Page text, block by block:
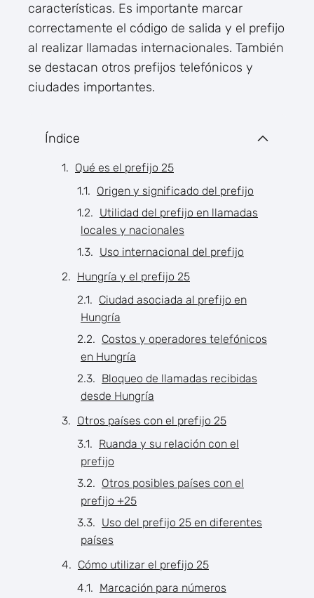
características. Es importante marcar
correctamente el código de salida y el prefijo
al realizar llamadas internacionales. También
se destacan otros prefijos telefónicos y
ciudades importantes.
Índice
Qué es el prefijo 25
Origen y significado del prefijo
Utilidad del prefijo en llamadas
locales y nacionales
Uso internacional del prefijo
Hungría y el prefijo 25
Ciudad asociada al prefijo en
Hungría
Costos y operadores telefónicos
en Hungría
Bloqueo de llamadas recibidas
desde Hungría
Otros países con el prefijo 25
Ruanda y su relación con el
prefijo
Otros posibles países con el
prefijo +25
Uso del prefijo 25 en diferentes
países
Cómo utilizar el prefijo 25
Marcación para números